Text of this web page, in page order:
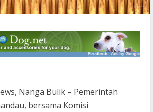
Nanga Bulik – Pemerintah
bersama Komisi